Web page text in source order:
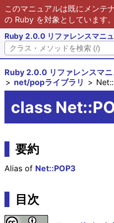
このマニュアルは既にメンテ
の Ruby を対象としています。
Ruby 2.0.0 リファレンスマニ
Ruby 2.0.0 リファレンスマニ
net/popライブラリ
class
要約
Alias of Net::POP3
目次